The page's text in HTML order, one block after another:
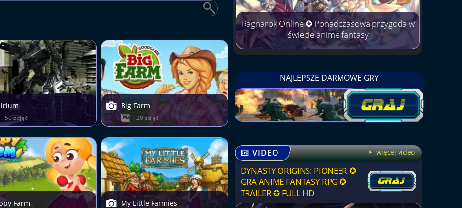
50 zdjęć
Big Farm
20 zdjęć
Farm My Little Farmies
Ragnarok Online ✪ Ponadczasowa przygoda w
świecie anime fantasy
NAJLEPSZE DARMOWE GRY
VIDEO więcej video
DYNASTY ORIGINS: PIONEER ✪
GRA ANIME FANTASY RPG ✪
TRAILER ✪ FULL HD